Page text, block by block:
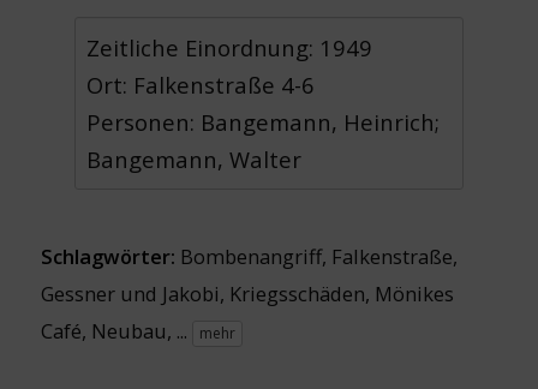
Zeitliche Einordnung: 1949
Ort: Falkenstraße 4-6
Personen: Bangemann, Heinrich;
Bangemann, Walter
Schlagwörter: Bombenangriff, Falkenstraße,
Gessner und Jakobi, Kriegsschäden, Mönikes
Café, Neubau, ... mehr